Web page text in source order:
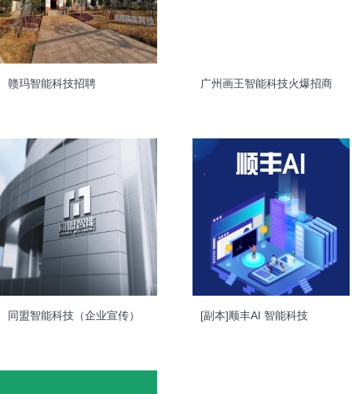
赣玛智能科技招聘 广州画王智能科技火爆招商
同盟智能科技（企业宣传） [副本]顺丰AI 智能科技